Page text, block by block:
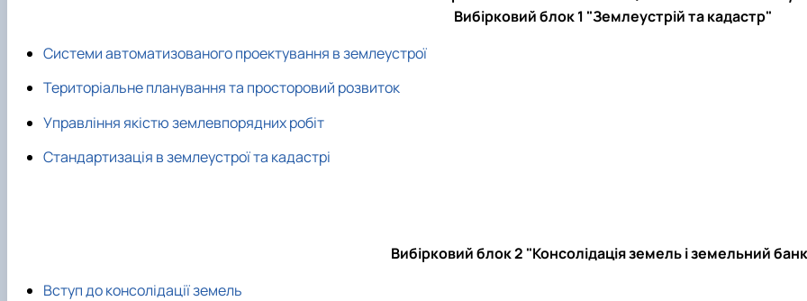
Вибірковий блок 1 "Землеустрій та кадастр"
Системи автоматизованого проектування в землеустрої
Територіальне планування та просторовий розвиток
Управління якістю землевпорядних робіт
Стандартизація в землеустрої та кадастрі
Вибірковий блок 2 "Консолідація земель і земельний
Вступ до консолідації земель